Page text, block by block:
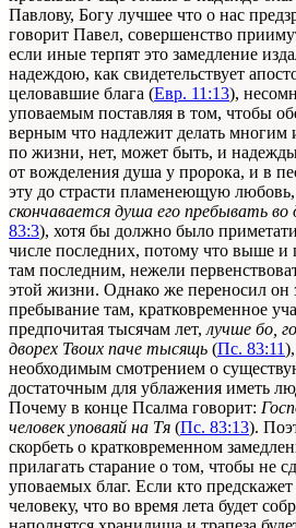
Павлову, Богу лучшее что о нас
говорит Павел, совершенство
если иные терпят это замедление
надеждою, как свидетельствует
целовавшие блага (Евр. 11:13),
уповаемым поставляя в том, чтобы
верным что надлежит делать многим
по жизни, нет, может быть, и
от вожделения душа у пророка, и в
эту до страсти пламенеющую любовь,
скончавается душа его пребывать во
83:3), хотя бы должно было
числе последних, потому что выше и
там последним, нежели
этой жизни. Однако же переносил он
пребывание там, кратковременное
предпочитая тысячам лет, лучше бо,
дворех Твоих паче тысящь (Пс. 83:11
необходимым смотрением о
достаточным для ублажения иметь
Почему в конце Псалма говорит:
человек уповаяй на Тя (Пс. 83:13).
скорбеть о кратковременном
прилагать старание о том, чтобы не
уповаемых благ. Если кто
человеку, что во время лета будет